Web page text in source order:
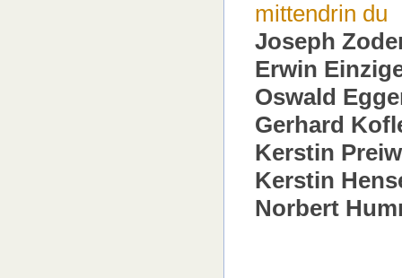
mittendrin du
Joseph
Erwin
Oswald
Gerhard
Kerstin
Kerstin
Norbert